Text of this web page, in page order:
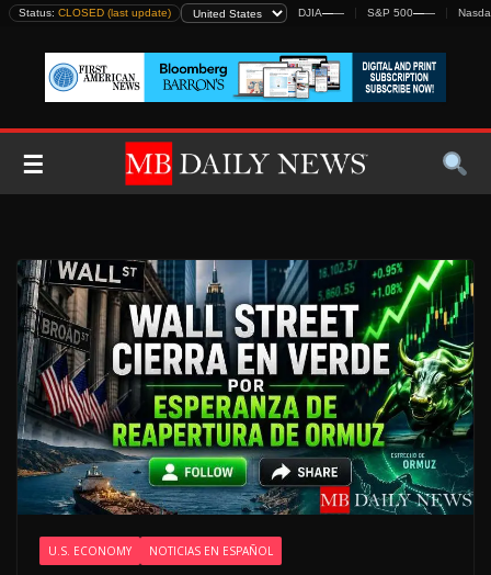
Skip
content
Status: CLOSED (last update) DJIA—— S&P 500——
☰
U.S. ECONOMY NOTICIAS EN ESPAÑOL